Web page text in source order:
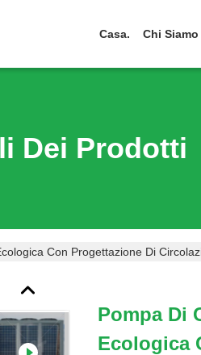
Casa. Chi Siamo
Dei Prodotti
Con Progettazione Di
Pompa Di
Ecologica